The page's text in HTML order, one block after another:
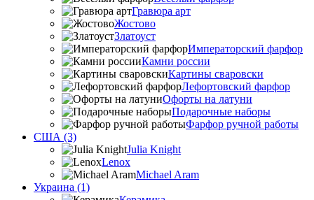
Гравюра арт
Жостово
Златоуст
Императорский фарфор
Камни россии
Картины сваровски
Лефортовский фарфор
Офорты на латуни
Подарочные наборы
Фарфор ручной работы
США (3)
Julia Knight
Lenox
Michael Aram
Украина (1)